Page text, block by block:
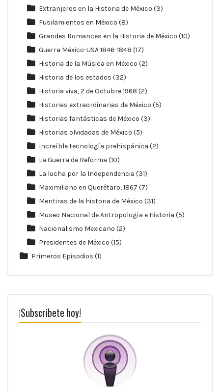
Extranjeros en la Historia de México (3)
Fusilamientos en México (8)
Grandes Romances en la Historia de México (10)
Guerra México-USA 1846-1848 (17)
Historia de la Música en México (2)
Historia de los estados (32)
Historia viva, 2 de Octubre 1968 (2)
Historias extraordinarias de México (5)
Historias fantásticas de México (3)
Historias olvidadas de México (5)
Increíble tecnología prehispánica (2)
La Guerra de Reforma (10)
La lucha por la Independencia (31)
Maximiliano en Querétaro, 1867 (7)
Mentiras de la historia de México (31)
Museo Nacional de Antropología e Historia (5)
Nacionalismo Mexicano (2)
Presidentes de México (15)
Primeros Episodios (1)
¡Subscribete hoy!